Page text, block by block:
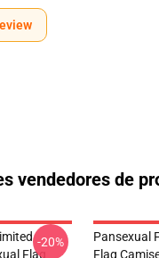
vendedores de
Flag
-20%
Pansexual
Flag